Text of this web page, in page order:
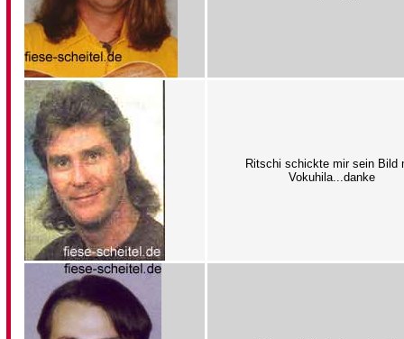
Ritschi schickte mir sein Bild
Vokuhila...danke